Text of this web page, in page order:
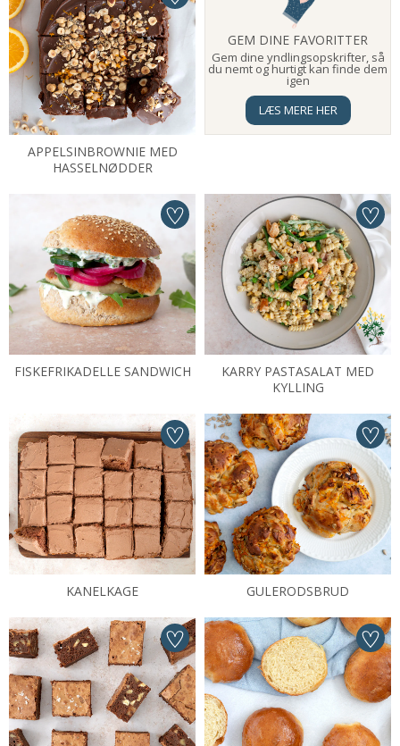
APPELSINBROWNIE MED
HASSELNØDDER
GEM DINE FAVORITTER
Gem dine yndlingsopskrifter, så
du nemt og hurtigt kan finde dem
igen
LÆS MERE HER
FISKEFRIKADELLE SANDWICH
KARRY PASTASALAT MED
KYLLING
KANELKAGE GULERODSBRUD